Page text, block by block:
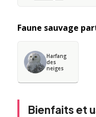
Faune sauvage
Harfang
des
neiges
Bienfaits et